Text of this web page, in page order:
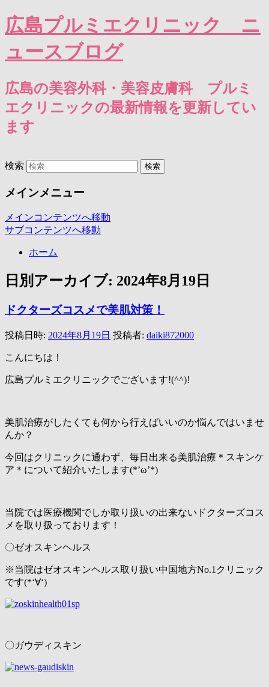
広島プルミエクリニック ニ
ュースブログ
広島の美容外科・美容皮膚科 プルミ
エクリニックの最新情報を更新してい
ます
検索
メインメニュー
メインコンテンツへ移動
サブコンテンツへ移動
ホーム
日別アーカイブ: 2024年8月19日
ドクターズコスメで美肌対策！
投稿日時: 2024年8月19日 投稿者: daiki872000
こんにちは！
広島プルミエクリニックでございます!(^^)!
美肌治療がしたくても何から行えばいいのか悩んではいませ
んか？
今回はクリニックに通わず、毎日出来る美肌治療＊スキンケ
ア＊について紹介いたします(*’ω’*)
当院では医療機関でしか取り扱いの出来ないドクターズコス
メを取り扱っております！
〇ゼオスキンヘルス
※当院はゼオスキンヘルス取り扱い中国地方No.1クリニック
です(*‘∀‘)
〇ガウディスキン